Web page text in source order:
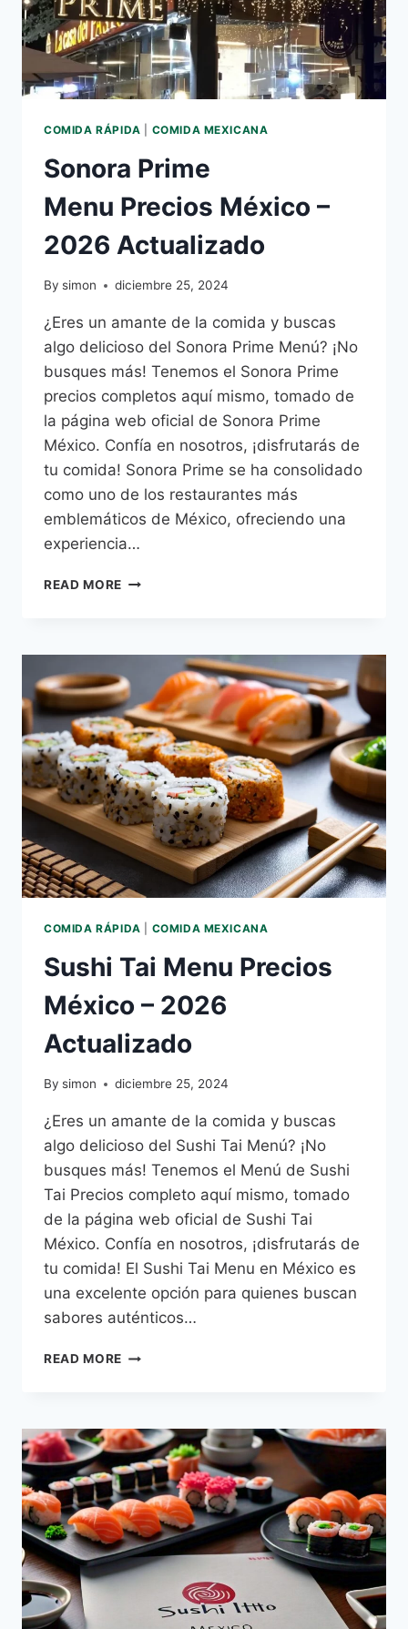
COMIDA RÁPIDA COMIDA MEXICANA
Sonora Prime
Menu Precios México –
2026 Actualizado
By simon diciembre 25, 2024
¿Eres un amante de la comida y buscas
algo delicioso del Sonora Prime Menú? ¡No
busques más! Tenemos el Sonora Prime
precios completos aquí mismo, tomado de
la página web oficial de Sonora Prime
México. Confía en nosotros, ¡disfrutarás de
tu comida! Sonora Prime se ha consolidado
como uno de los restaurantes más
emblemáticos de México, ofreciendo una
experiencia…
READ MORE SONORA
–
2026
ACTUALIZADO
COMIDA RÁPIDA COMIDA MEXICANA
Sushi Tai Menu Precios
México – 2026
Actualizado
By simon diciembre 25, 2024
¿Eres un amante de la comida y buscas
algo delicioso del Sushi Tai Menú? ¡No
busques más! Tenemos el Menú de Sushi
Tai Precios completo aquí mismo, tomado
de la página web oficial de Sushi Tai
México. Confía en nosotros, ¡disfrutarás de
tu comida! El Sushi Tai Menu en México es
una excelente opción para quienes buscan
sabores auténticos…
READ MORE SUSHI
MÉXICO
–
2026
ACTUALIZADO